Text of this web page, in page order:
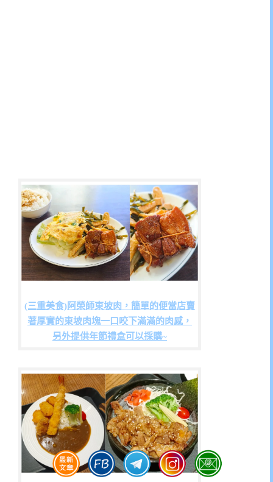
(三重美食)阿榮師東坡肉，簡單的便當店賣
著厚實的東坡肉塊一口咬下滿滿的肉感，
另外提供年節禮盒可以採購~